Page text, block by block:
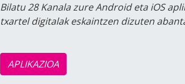
Bilatu 28 Kanala zure Android eta iOS
txartel digitalak eskaintzen dizuten
APLIKAZIOA